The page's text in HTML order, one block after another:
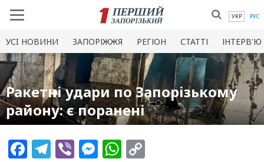
УКР РУС
УСI НОВИНИ ЗАПОРІЖЖЯ РЕГІОН СТАТТІ ІНТЕРВ'Ю
Ракетні удари по Запорізькому
району: є поранені
Facebook
Telegram
ViberMessenger
WhatsApp